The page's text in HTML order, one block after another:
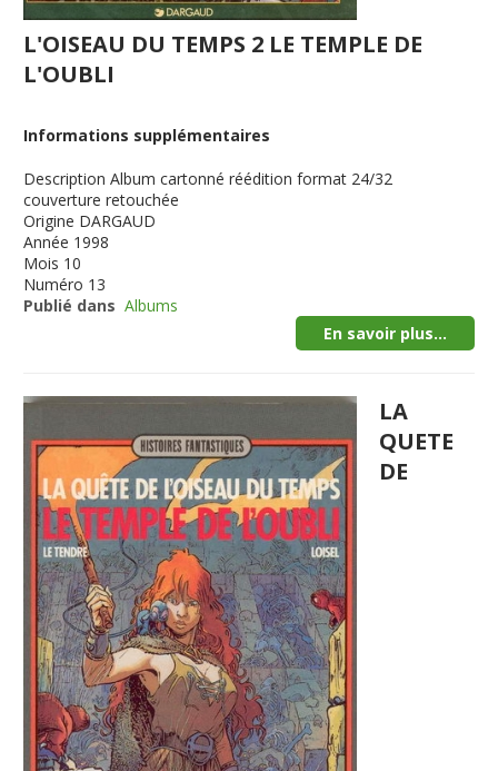
L'OISEAU DU TEMPS 2 LE TEMPLE DE
L'OUBLI
Informations supplémentaires
Description Album cartonné réédition format 24/32
couverture retouchée
Origine DARGAUD
Année 1998
Mois 10
Numéro 13
Publié dans Albums
En savoir plus...
LA
QUETE
DE